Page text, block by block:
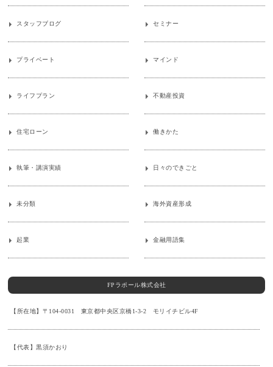
スタッフブログ セミナー
プライベート マインド
ライフプラン 不動産投資
住宅ローン 働きかた
執筆・講演実績 日々のできごと
未分類 海外資産形成
起業 金融用語集
FPラポール株式会社
【所在地】〒104-0031 東京都中央区京橋1-3-2 モリイチビル4F
【代表】黒須かおり